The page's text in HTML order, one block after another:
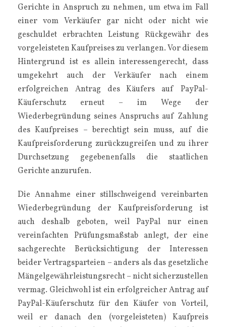
Gerichte in Anspruch zu nehmen, um etwa im Fall
einer vom Verkäufer gar nicht oder nicht wie
geschuldet erbrachten Leistung Rückgewähr des
vorgeleisteten Kaufpreises zu verlangen. Vor diesem
Hintergrund ist es allein interessengerecht, dass
umgekehrt auch der Verkäufer nach einem
erfolgreichen Antrag des Käufers auf PayPal-
Käuferschutz erneut – im Wege der
Wiederbegründung seines Anspruchs auf Zahlung
des Kaufpreises – berechtigt sein muss, auf die
Kaufpreisforderung zurückzugreifen und zu ihrer
Durchsetzung gegebenenfalls die staatlichen
Gerichte anzurufen.
Die Annahme einer stillschweigend vereinbarten
Wiederbegründung der Kaufpreisforderung ist
auch deshalb geboten, weil PayPal nur einen
vereinfachten Prüfungsmaßstab anlegt, der eine
sachgerechte Berücksichtigung der Interessen
beider Vertragsparteien – anders als das gesetzliche
Mängelgewährleistungsrecht – nicht sicherzustellen
vermag. Gleichwohl ist ein erfolgreicher Antrag auf
PayPal-Käuferschutz für den Käufer von Vorteil,
weil er danach den (vorgeleisteten) Kaufpreis